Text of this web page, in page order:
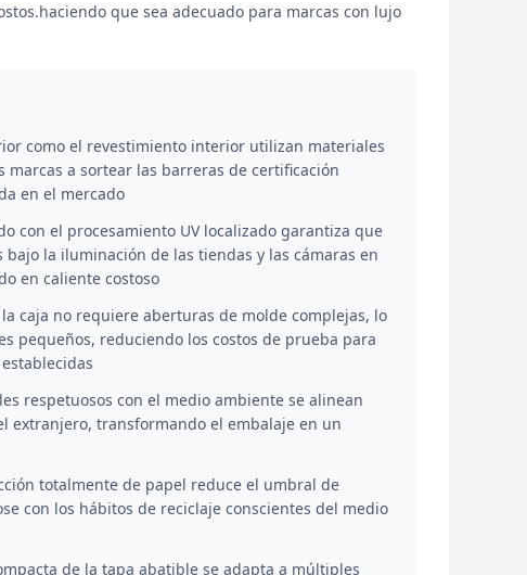
que sea adecuado para marcas con lujo
como el revestimiento interior utilizan materiales
a sortear las barreras de certificación
en el mercado
con el procesamiento UV localizado garantiza que
la iluminación de las tiendas y las cámaras en
en caliente costoso
caja no requiere aberturas de molde complejas, lo
pequeños, reduciendo los costos de prueba para
respetuosos con el medio ambiente se alinean
extranjero, transformando el embalaje en un
totalmente de papel reduce el umbral de
con los hábitos de reciclaje conscientes del medio
de la tapa abatible se adapta a múltiples